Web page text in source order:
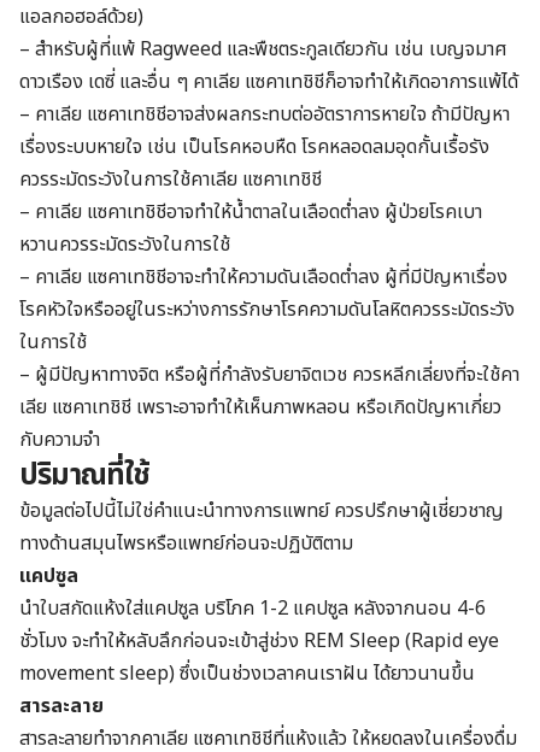
แอลกอฮอล์ด้วย)
– สำหรับผู้ที่แพ้ Ragweed และพืชตระกูลเดียวกัน เช่น เบญจมาศ
ดาวเรือง เดซี่ และอื่น ๆ คาเลีย แซคาเทชิชีก็อาจทำให้เกิดอาการแพ้ได้
– คาเลีย แซคาเทชิชีอาจส่งผลกระทบต่ออัตราการหายใจ ถ้ามีปัญหา
เรื่องระบบหายใจ เช่น เป็นโรคหอบหืด โรคหลอดลมอุดกั้นเรื้อรัง
ควรระมัดระวังในการใช้คาเลีย แซคาเทชิชี
– คาเลีย แซคาเทชิชีอาจทำให้น้ำตาลในเลือดต่ำลง ผู้ป่วยโรคเบา
หวานควรระมัดระวังในการใช้
– คาเลีย แซคาเทชิชีอาจะทำให้ความดันเลือดต่ำลง ผู้ที่มีปัญหาเรื่อง
โรคหัวใจหรืออยู่ในระหว่างการรักษาโรคความดันโลหิตควรระมัดระวัง
ในการใช้
– ผู้มีปัญหาทางจิต หรือผู้ที่กำลังรับยาจิตเวช ควรหลีกเลี่ยงที่จะใช้คา
เลีย แซคาเทชิชี เพราะอาจทำให้เห็นภาพหลอน หรือเกิดปัญหาเกี่ยว
กับความจำ
ปริมาณที่ใช้
ข้อมูลต่อไปนี้ไม่ใช่คำแนะนำทางการแพทย์ ควรปรึกษาผู้เชี่ยวชาญ
ทางด้านสมุนไพรหรือแพทย์ก่อนจะปฏิบัติตาม
แคปซูล
นำใบสกัดแห้งใส่แคปซูล บริโภค 1-2 แคปซูล หลังจากนอน 4-6
ชั่วโมง จะทำให้หลับลึกก่อนจะเข้าสู่ช่วง REM Sleep (Rapid eye
movement sleep) ซึ่งเป็นช่วงเวลาคนเราฝัน ได้ยาวนานขึ้น
สารละลาย
สารละลายทำจากคาเลีย แซคาเทชิชีที่แห้งแล้ว ให้หยดลงในเครื่องดื่ม